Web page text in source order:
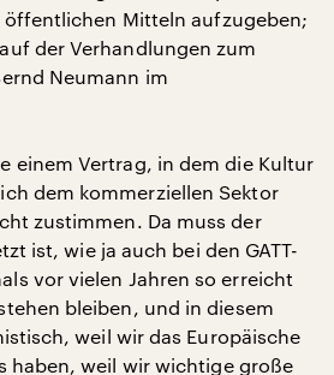
Mitteln aufzugeben;
der Verhandlungen zum
Neumann im
einem Vertrag, in dem die Kultur
dem kommerziellen Sektor
zustimmen. Da muss der
ist, wie ja auch bei den GATT-
vor vielen Jahren so erreicht
bleiben, und in diesem
weil wir das Europäische
haben, weil wir wichtige große